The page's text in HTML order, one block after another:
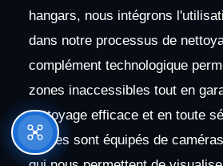
hangars, nous intégrons
dans notre processus de
complément technologique
zones inaccessibles tout en
nettoyage efficace et en toute
drones sont équipés de